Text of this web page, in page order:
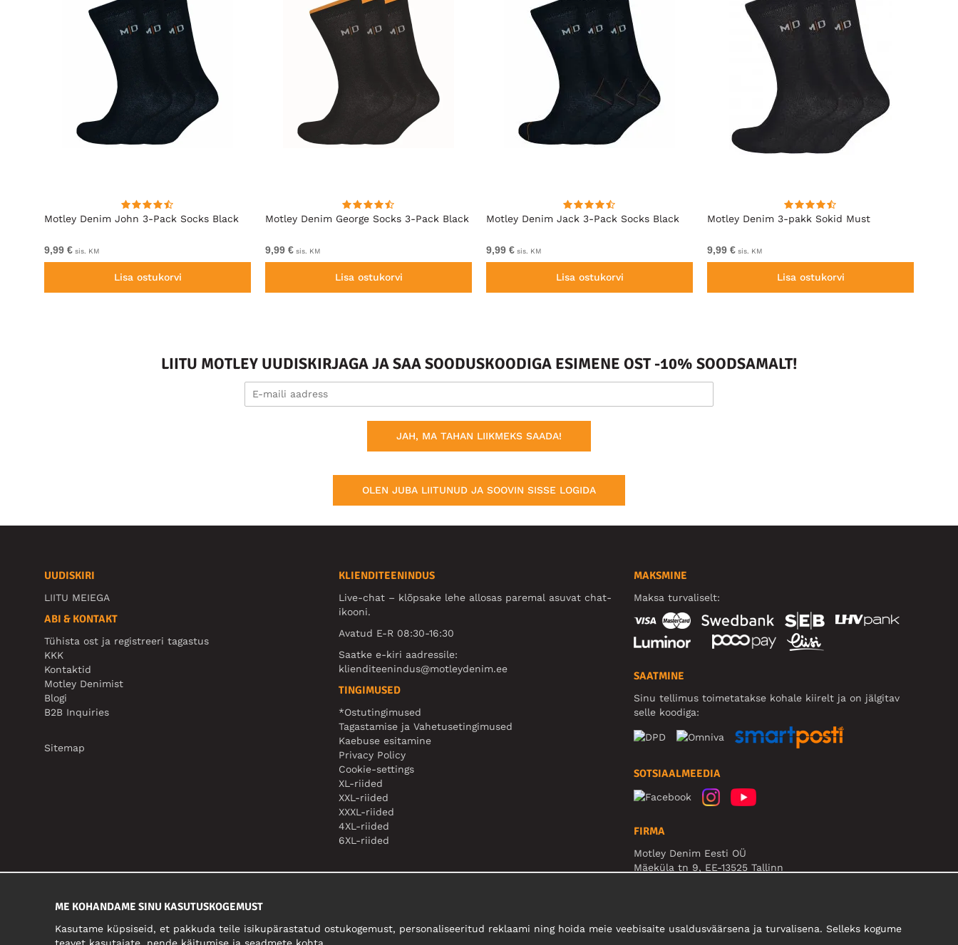
Motley Denim John 3-Pack Socks Black
9,99 € sis. KM
Lisa ostukorvi
Motley Denim George Socks 3-Pack Black
9,99 € sis. KM
Lisa ostukorvi
Motley Denim Jack 3-Pack Socks Black
9,99 € sis. KM
Lisa ostukorvi
Motley Denim 3-pakk Sokid Must
9,99 € sis. KM
Lisa ostukorvi
LIITU MOTLEY UUDISKIRJAGA JA SAA SOODUSKOODIGA ESIMENE OST -10% SOODSAMALT!
JAH, MA TAHAN LIIKMEKS SAADA!
OLEN JUBA LIITUNUD JA SOOVIN SISSE LOGIDA
UUDISKIRI
LIITU MEIEGA
ABI & KONTAKT
Tühista ost ja registreeri tagastus
KKK
Kontaktid
Motley Denimist
Blogi
B2B Inquiries
Sitemap
KLIENDITEENINDUS
Live-chat – klõpsake lehe allosas paremal asuvat chat-
ikooni.
Avatud E-R 08:30-16:30
Saatke e-kiri aadressile:
klienditeenindus@motleydenim.ee
TINGIMUSED
*Ostutingimused
Tagastamise ja Vahetusetingimused
Kaebuse esitamine
Privacy Policy
Cookie-settings
XL-riided
XXL-riided
XXXL-riided
4XL-riided
6XL-riided
MAKSMINE
Maksa turvaliselt:
SAATMINE
Sinu tellimus toimetatakse kohale kiirelt ja on jälgitav
selle koodiga:
SOTSIAALMEEDIA
FIRMA
Motley Denim Eesti OÜ
Mäeküla tn 9, EE-13525 Tallinn
ME KOHANDAME SINU KASUTUSKOGEMUST
Kasutame küpsiseid, et pakkuda teile isikupärastatud ostukogemust, personaliseeritud reklaami ning hoida meie veebisaite usaldusväärsena ja turvalisena. Selleks kogume